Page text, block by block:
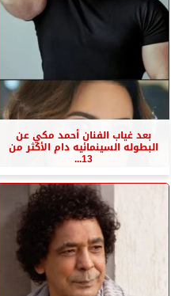
بعد غياب الفنان أحمد مكي عن
البطوله السينمائيه دام الأكثر من
13...